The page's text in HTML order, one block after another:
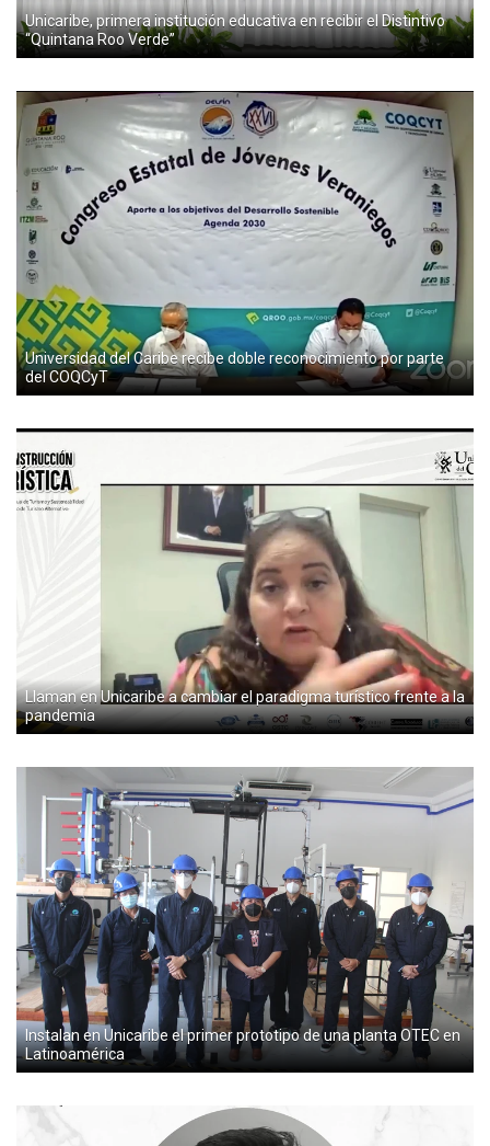
Unicaribe, primera institución educativa en recibir el Distintivo
“Quintana Roo Verde”
Universidad del Caribe recibe doble reconocimiento por parte
del COQCyT
Llaman en Unicaribe a cambiar el paradigma turístico frente a la
pandemia
Instalan en Unicaribe el primer prototipo de una planta OTEC en
Latinoamérica